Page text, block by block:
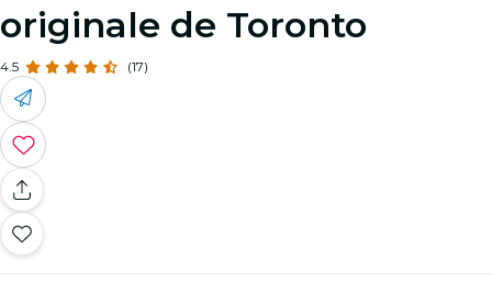
originale de Toronto
4.5 (17)